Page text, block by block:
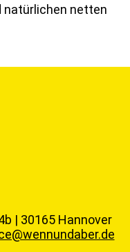
natürlichen netten
| 30165 Hannover